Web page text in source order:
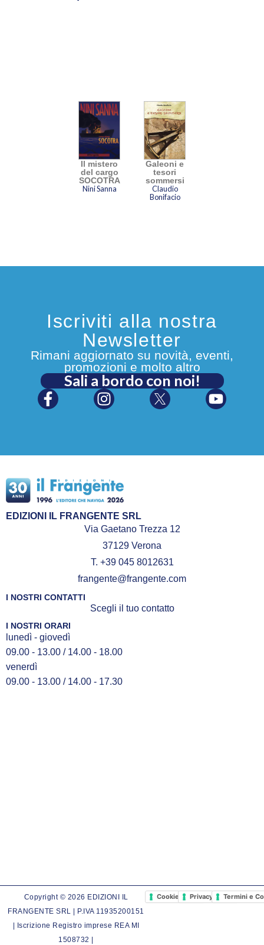
Il mistero
del cargo
SOCOTRA
Nini Sanna
Galeoni e
tesori
sommersi
Claudio
Bonifacio
Iscriviti alla nostra
Newsletter
Rimani aggiornato su novità, eventi,
promozioni e molto altro
Sali a bordo con noi!
EDIZIONI IL FRANGENTE SRL
Via Gaetano Trezza 12
37129 Verona
T. +39 045 8012631
frangente@frangente.com
I NOSTRI CONTATTI
Scegli il tuo contatto
I NOSTRI ORARI
lunedì - giovedì
09.00 - 13.00 / 14.00 - 18.00
venerdì
09.00 - 13.00 / 14.00 - 17.30
Copyright © 2026 EDIZIONI IL
FRANGENTE SRL | P.IVA 11935200151
| Iscrizione Registro imprese REA MI
1508732 |
Cookie PolicyPrivacy PolicyTermini e